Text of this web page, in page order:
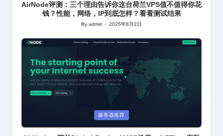
AirNode评测：三个理由告诉你这台荷兰VPS值不值得你花
钱？性能，网络，IP到底怎样？看看测试结果
Posted
Byadmin 2026年8月2日
服务器推荐